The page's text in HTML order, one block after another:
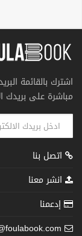
اشترك بالقائمة
مباشرة على بريدك
اتصل بنا
انشر معنا
إدعمنا